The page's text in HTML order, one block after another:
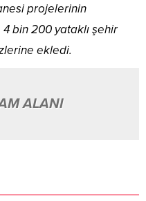
projelerinin
bin 200 yataklı şehir
ekledi.
ALANI